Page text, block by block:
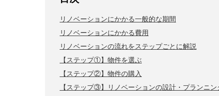
リノベーションにかかる一般的な期間
リノベーションにかかる費用
リノベーションの流れをステップごとに解説
【ステップ①】物件を選ぶ
【ステップ②】物件の購入
【ステップ③】リノベーションの設計・プランニン